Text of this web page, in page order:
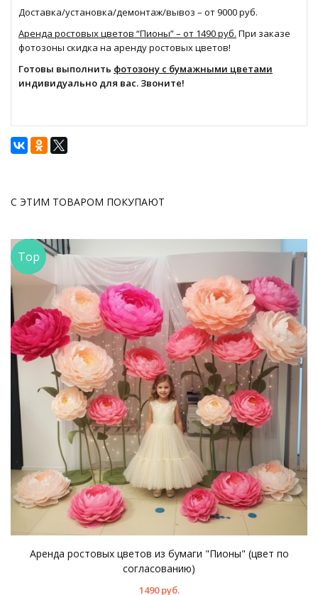
Доставка/установка/демонтаж/вывоз – от 9000 руб.
Аренда ростовых цветов “Пионы” – от 1490 руб. При заказе
фотозоны скидка на аренду ростовых цветов!
Готовы выполнить фотозону с бумажными цветами
индивидуально для вас. Звоните!
С ЭТИМ ТОВАРОМ ПОКУПАЮТ
Top
Аренда ростовых цветов из бумаги "Пионы" (цвет по
согласованию)
1490 руб.